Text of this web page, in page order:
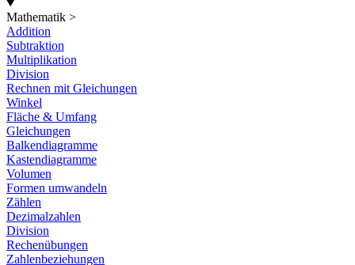
Mathematik >
Addition
Subtraktion
Multiplikation
Division
Rechnen mit Gleichungen
Winkel
Fläche & Umfang
Gleichungen
Balkendiagramme
Kastendiagramme
Volumen
Formen umwandeln
Zählen
Dezimalzahlen
Division
Rechenübungen
Zahlenbeziehungen